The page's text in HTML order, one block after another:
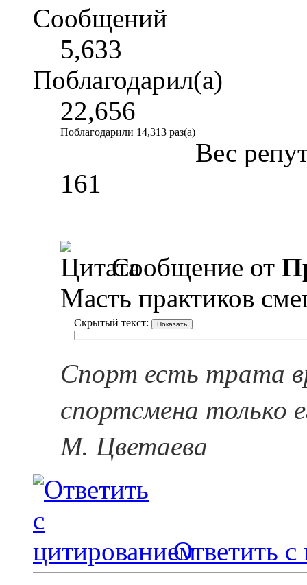
Сообщений
5,633
Поблагодарил(а)
22,656
Поблагодарили 14,313 раз(а)
Вес
161
Сообщение от
Масть практиков
Скрытый текст:
Спорт есть трата
спортсмена только
М. Цветаева
Ответить с